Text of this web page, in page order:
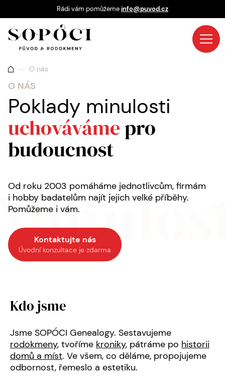
Rádi vám pomůžemeinfo@puvod.cz
O nás
O NÁS
Poklady minulosti
uchováváme pro
budoucnost
Od roku 2003 pomáháme jednotlivcům, firmám
i hobby badatelům najít jejich velké příběhy.
Pomůžeme i vám.
Kontaktujte nás
Úvodní konzultace je zdarma
Kdo jsme
Jsme SOPÓCI Genealogy. Sestavujeme
rodokmeny, tvoříme kroniky, pátráme po historii
domů a míst. Ve všem, co děláme, propojujeme
odbornost, řemeslo a estetiku.